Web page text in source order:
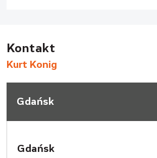
Kontakt
Kurt Konig
Gdańsk
Gdańsk